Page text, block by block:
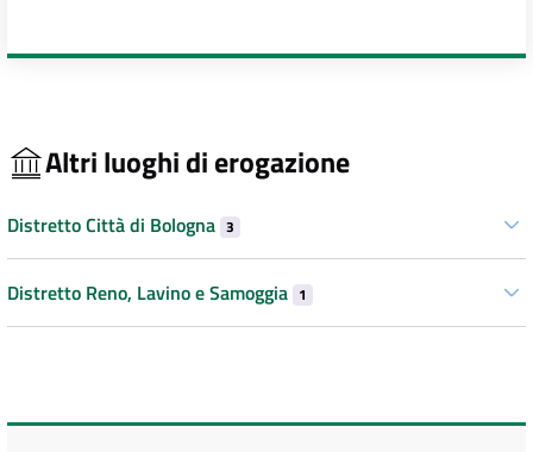
Altri luoghi di erogazione
Distretto Città di Bologna 3
Distretto Reno, Lavino e Samoggia 1